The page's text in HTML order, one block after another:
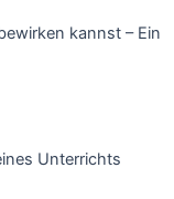
kannst – Ein
Unterrichts